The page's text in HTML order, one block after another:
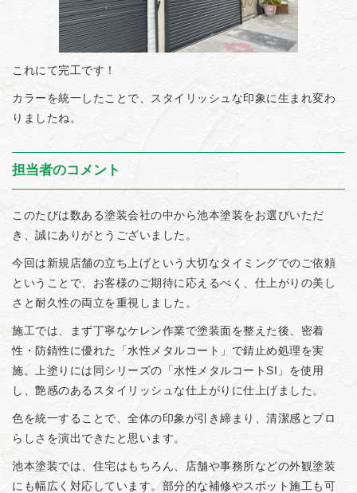
これにて完工です！
カラーを統一したことで、スタイリッシュな印象に生まれ変わ
りましたね。
担当者のコメント
このたびは数ある塗装会社の中から池本塗装をお選びいただ
き、誠にありがとうございました。
今回は新規店舗の立ち上げという大切なタイミングでのご依頼
ということで、お客様のご期待に応えるべく、仕上がりの美し
さと耐久性の両立を重視しました。
施工では、まず丁寧なケレン作業で塗装面を整えた後、密着
性・防錆性に優れた「水性メタルコート」で錆止め処理を実
施。上塗りには同シリーズの「水性メタルコートSI」を使用
し、艶感のあるスタイリッシュな仕上がりに仕上げました。
色を統一することで、全体の印象が引き締まり、清潔感とプロ
らしさを演出できたと思います。
池本塗装では、住宅はもちろん、店舗や事務所などの外観塗装
にも幅広く対応しています。部分的な補修やスポット施工も可